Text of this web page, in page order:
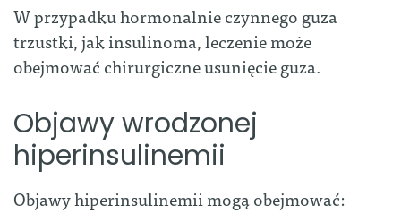
W przypadku hormonalnie czynnego guza
trzustki, jak insulinoma, leczenie może
obejmować chirurgiczne usunięcie guza.
Objawy wrodzonej
hiperinsulinemii
Objawy hiperinsulinemii mogą obejmować: